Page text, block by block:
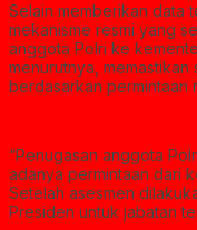
Selain memberikan data
mekanisme resmi yang
anggota Polri ke
menurutnya,
berdasarkan permintaan
“Penugasan anggota
adanya permintaan dari
Setelah asesmen
Presiden untuk jabatan